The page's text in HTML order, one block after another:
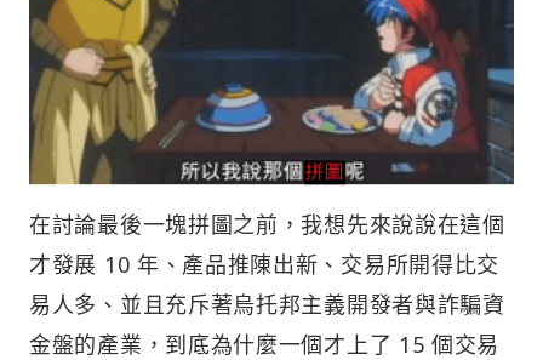
在討論最後一塊拼圖之前，我想先來說說在這個
才發展 10 年、產品推陳出新、交易所開得比交
易人多、並且充斥著烏托邦主義開發者與詐騙資
金盤的產業，到底為什麼一個才上了 15 個交易